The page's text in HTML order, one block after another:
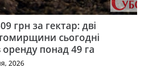
грн за гектар: дві
сьогодні
оренду понад 49 га
2026